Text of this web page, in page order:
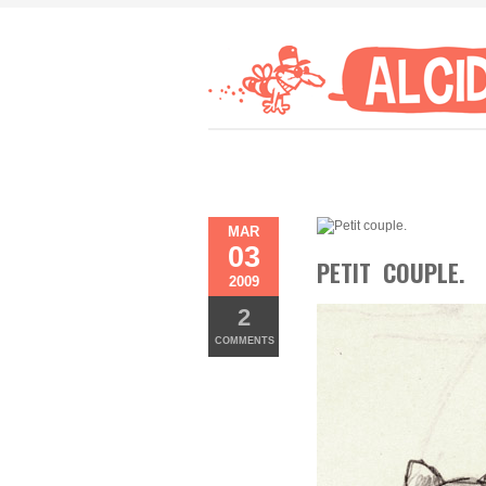
MAR
03
2009
2
COMMENTS
PETIT COUPLE.